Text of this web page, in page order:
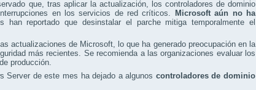
que, tras aplicar la actualización, los controladores de dominio
en los servicios de red críticos.
Microsoft aún no ha
han reportado que desinstalar el parche mitiga temporalmente el
actualizaciones de Microsoft, lo que ha generado preocupación en la
más recientes. Se recomienda a las organizaciones evaluar los
producción.
Server de este mes ha dejado a algunos controladores de dominio